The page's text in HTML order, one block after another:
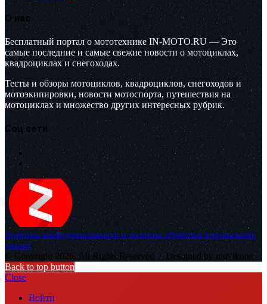
О нас
Бесплатный портал о мототехнике IN-MOTO.RU — Это
самые последние и самые свежие новости о мотоциклах,
квадроциклах и снегоходах.
Тесты и обзоры мотоциклов, квадроциклов, снегоходов и
мотоэкипировки, новости мотоспорта, путешествия на
мотоциклах и множество других интересных рубрик.
Соц.сети
Политика конфиденциальности и политика обработки персональных
данных
© Copyright 2026, All Rights Reserved |Designed by muvikone
Back to top button
Close
Войти